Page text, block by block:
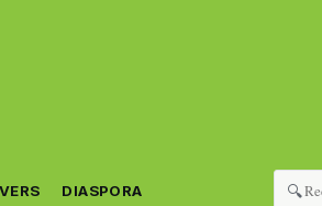
DIASPORA 🔍